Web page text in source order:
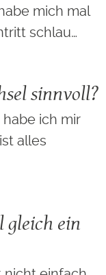
mich mal
schlau…
sinnvoll?
habe ich mir
alles
gleich ein